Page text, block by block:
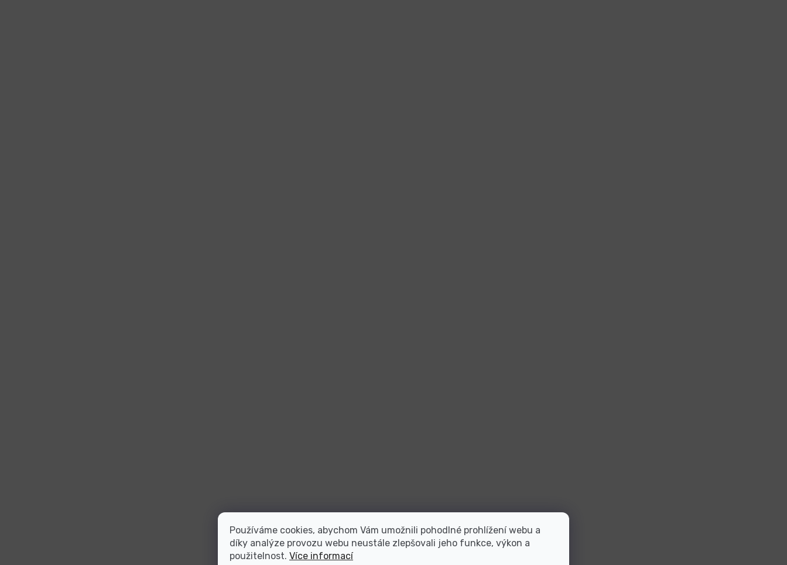
Používáme cookies, abychom Vám umožnili pohodlné prohlížení webu a
díky analýze provozu webu neustále zlepšovali jeho funkce, výkon a
použitelnost. Více informací